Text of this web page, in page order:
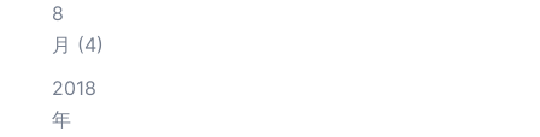
8
月 (4)
2018
年